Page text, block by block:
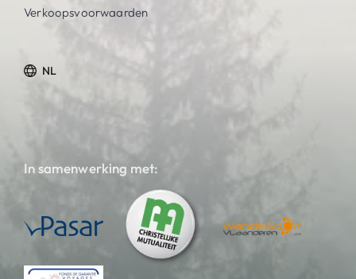
Verkoopsvoorwaarden
NL
In samenwerking met: